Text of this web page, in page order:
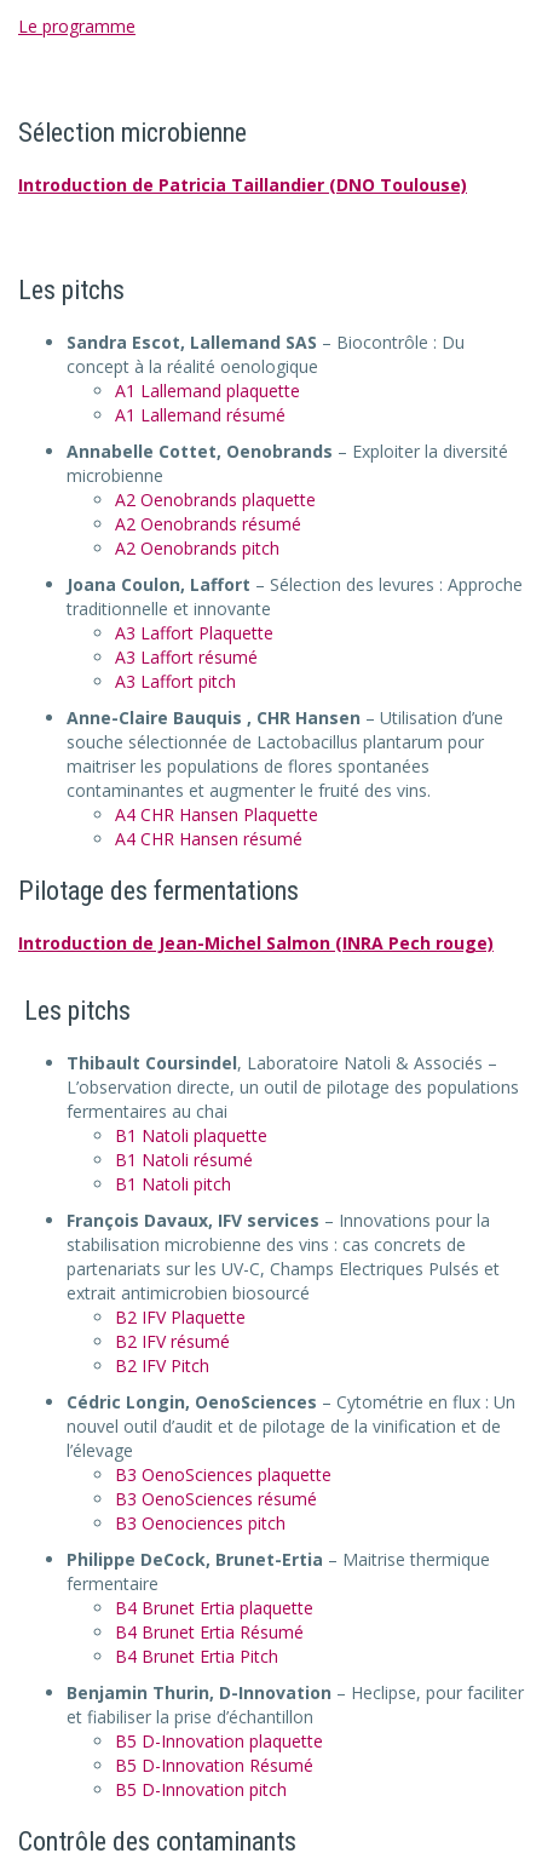
Le programme
Sélection microbienne
Introduction de Patricia Taillandier (DNO Toulouse)
Les pitchs
Sandra Escot, Lallemand SAS – Biocontrôle : Du
concept à la réalité oenologique
A1 Lallemand plaquette
A1 Lallemand résumé
Annabelle Cottet, Oenobrands – Exploiter la diversité
microbienne
A2 Oenobrands plaquette
A2 Oenobrands résumé
A2 Oenobrands pitch
Joana Coulon, Laffort – Sélection des levures : Approche
traditionnelle et innovante
A3 Laffort Plaquette
A3 Laffort résumé
A3 Laffort pitch
Anne-Claire Bauquis , CHR Hansen – Utilisation d’une
souche sélectionnée de Lactobacillus plantarum pour
maitriser les populations de flores spontanées
contaminantes et augmenter le fruité des vins.
A4 CHR Hansen Plaquette
A4 CHR Hansen résumé
Pilotage des fermentations
Introduction de Jean-Michel Salmon (INRA Pech rouge)
Les pitchs
Thibault Coursindel, Laboratoire Natoli & Associés –
L’observation directe, un outil de pilotage des populations
fermentaires au chai
B1 Natoli plaquette
B1 Natoli résumé
B1 Natoli pitch
François Davaux, IFV services – Innovations pour la
stabilisation microbienne des vins : cas concrets de
partenariats sur les UV-C, Champs Electriques Pulsés et
extrait antimicrobien biosourcé
B2 IFV Plaquette
B2 IFV résumé
B2 IFV Pitch
Cédric Longin, OenoSciences – Cytométrie en flux : Un
nouvel outil d’audit et de pilotage de la vinification et de
l’élevage
B3 OenoSciences plaquette
B3 OenoSciences résumé
B3 Oenociences pitch
Philippe DeCock, Brunet-Ertia – Maitrise thermique
fermentaire
B4 Brunet Ertia plaquette
B4 Brunet Ertia Résumé
B4 Brunet Ertia Pitch
Benjamin Thurin, D-Innovation – Heclipse, pour faciliter
et fiabiliser la prise d’échantillon
B5 D-Innovation plaquette
B5 D-Innovation Résumé
B5 D-Innovation pitch
Contrôle des contaminants